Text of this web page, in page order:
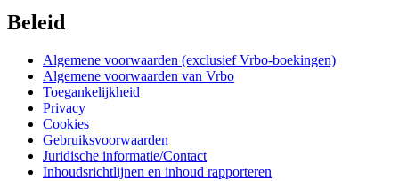
Beleid
Algemene voorwaarden (exclusief Vrbo-boekingen)
Algemene voorwaarden van Vrbo
Toegankelijkheid
Privacy
Cookies
Gebruiksvoorwaarden
Juridische informatie/Contact
Inhoudsrichtlijnen en inhoud rapporteren